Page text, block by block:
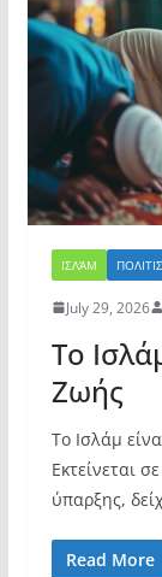
ΙΣΛΆΜ
July 29, 2026
Το
Ζωής
Το Ισλάμ
Εκτείνεται
ύπαρξης,
Read More